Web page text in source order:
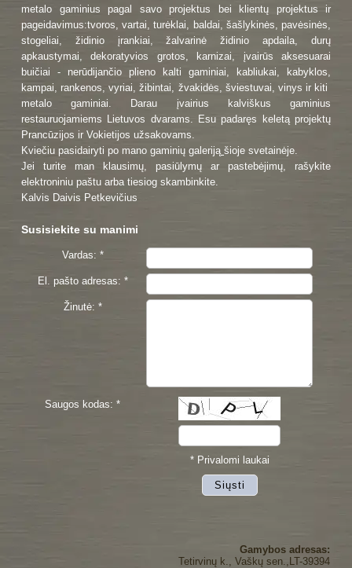
metalo gaminius pagal savo projektus bei klientų projektus ir
pageidavimus:tvoros, vartai, turėklai, baldai, šašlykinės, pavėsinės,
stogeliai, židinio įrankiai, žalvarinė židinio apdaila, durų
apkaustymai, dekoratyvios grotos, karnizai, įvairūs aksesuarai
buičiai - nerūdijančio plieno kalti gaminiai, kabliukai, kabyklos,
kampai, rankenos, vyriai, žibintai, žvakidės, šviestuvai, vinys ir kiti
metalo gaminiai. Darau įvairius kalviškus gaminius
restauruojamiems Lietuvos dvarams. Esu padaręs keletą projektų
Prancūzijos ir Vokietijos užsakovams.
Kviečiu pasidairyti po mano gaminių galeriją šioje svetainėje.
Jei turite man klausimų, pasiūlymų ar pastebėjimų, rašykite
elektroniniu paštu arba tiesiog skambinkite.
Kalvis Daivis Petkevičius
Susisiekite su manimi
Vardas: *
El. pašto adresas: *
Žinutė: *
Saugos kodas: *
* Privalomi laukai
Gamybos adresas:
Tetirvinų k., Vaškų sen.,LT-39394